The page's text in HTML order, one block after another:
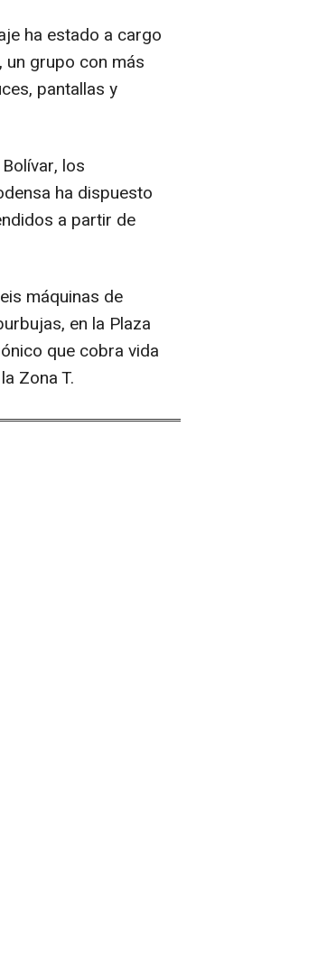
ha estado a cargo
un grupo con más
pantallas y
los
ha dispuesto
a partir de
máquinas de
en la Plaza
que cobra vida
Zona T.